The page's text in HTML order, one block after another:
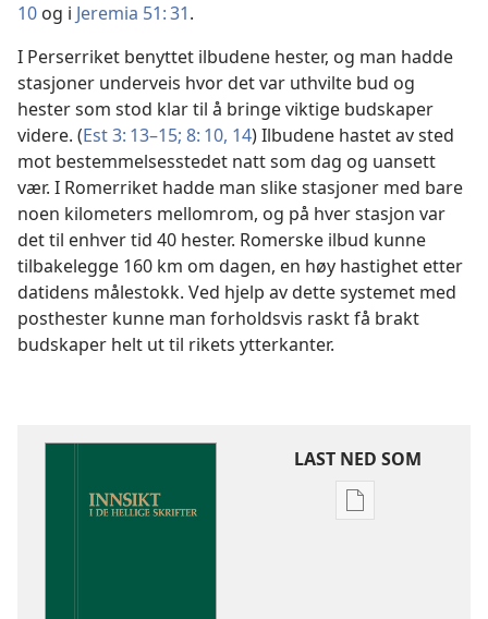
10 og i Jeremia 51: 31.
I Perserriket benyttet ilbudene hester, og man hadde
stasjoner underveis hvor det var uthvilte bud og
hester som stod klar til å bringe viktige budskaper
videre. (Est 3: 13–15; 8: 10, 14) Ilbudene hastet av sted
mot bestemmelsesstedet natt som dag og uansett
vær. I Romerriket hadde man slike stasjoner med bare
noen kilometers mellomrom, og på hver stasjon var
det til enhver tid 40 hester. Romerske ilbud kunne
tilbakelegge 160 km om dagen, en høy hastighet etter
datidens målestokk. Ved hjelp av dette systemet med
posthester kunne man forholdsvis raskt få brakt
budskaper helt ut til rikets ytterkanter.
LAST NED SOM